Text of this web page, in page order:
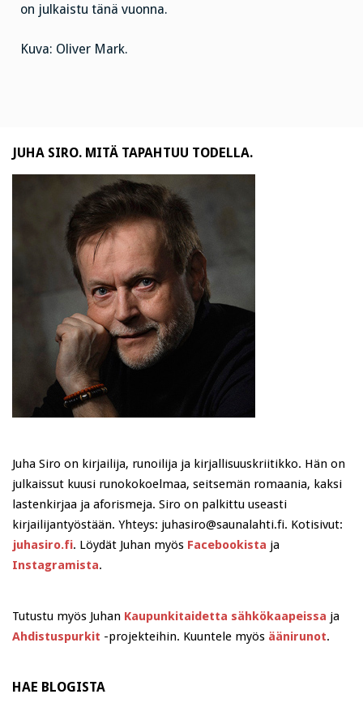
on julkaistu tänä vuonna.
Kuva: Oliver Mark.
JUHA SIRO. MITÄ TAPAHTUU TODELLA.
Juha Siro on kirjailija, runoilija ja kirjallisuuskriitikko. Hän on
julkaissut kuusi runokokoelmaa, seitsemän romaania, kaksi
lastenkirjaa ja aforismeja. Siro on palkittu useasti
kirjailijantyöstään. Yhteys: juhasiro@saunalahti.fi. Kotisivut:
juhasiro.fi. Löydät Juhan myös Facebookista ja
Instagramista.
Tutustu myös Juhan Kaupunkitaidetta sähkökaapeissa ja
Ahdistuspurkit -projekteihin. Kuuntele myös äänirunot.
HAE BLOGISTA